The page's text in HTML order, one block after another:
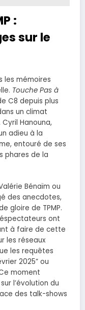
:
sur le
les mémoires
Touche Pas à
C8 depuis plus
un climat
Hanouna,
adieu à la
entouré de ses
phares de la
Bénaïm ou
des anecdotes,
gloire de TPMP.
ont
à faire de cette
les réseaux
les requêtes
2025” ou
moment
l’évolution du
des talk-shows